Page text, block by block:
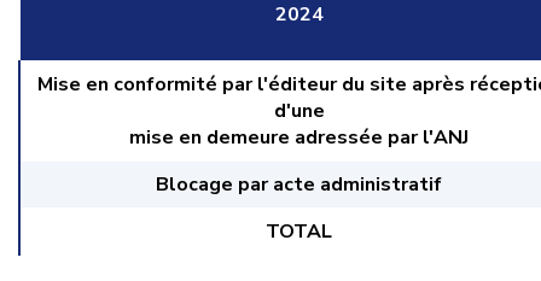
2024
Mise en conformité par l'éditeur du site après
d'une
mise en demeure adressée par l'ANJ
Blocage par acte administratif
TOTAL